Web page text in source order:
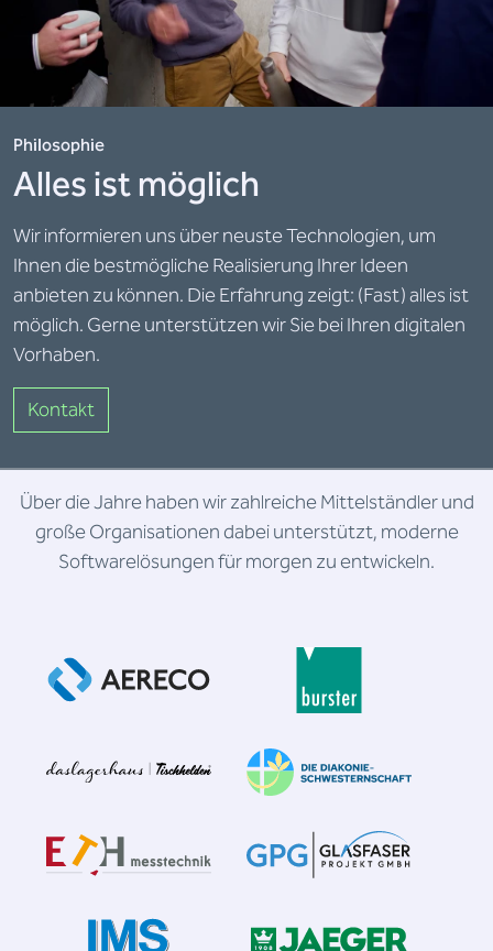
Philosophie
Alles ist möglich
Wir informieren uns über neuste Technologien, um
Ihnen die bestmögliche Realisierung Ihrer Ideen
anbieten zu können. Die Erfahrung zeigt: (Fast) alles ist
möglich. Gerne unterstützen wir Sie bei Ihren digitalen
Vorhaben.
Kontakt
Über die Jahre haben wir zahlreiche Mittelständler und
große Organisationen dabei unterstützt, moderne
Softwarelösungen für morgen zu entwickeln.